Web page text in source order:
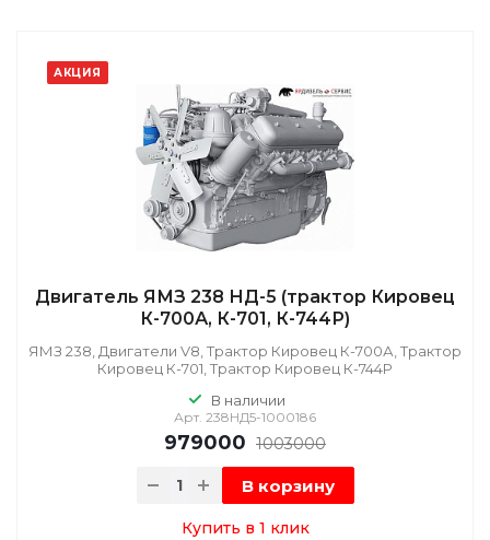
АКЦИЯ
Двигатель ЯМЗ 238 НД-5 (трактор Кировец
К-700А, К-701, К-744Р)
ЯМЗ 238, Двигатели V8, Трактор Кировец К-700А, Трактор
Кировец К-701, Трактор Кировец К-744Р
В наличии
Арт. 238НД5-1000186
979000 1003000
В корзину
Купить в 1 клик